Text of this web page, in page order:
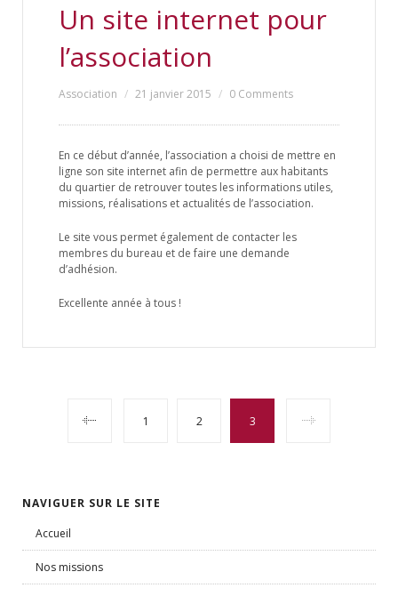
Un site internet pour
l’association
Association 21 janvier 2015 0 Comments
En ce début d’année, l’association a choisi de mettre en
ligne son site internet afin de permettre aux habitants
du quartier de retrouver toutes les informations utiles,
missions, réalisations et actualités de l’association.
Le site vous permet également de contacter les
membres du bureau et de faire une demande
d’adhésion.
Excellente année à tous !
POSTS
NAVIGATION
1 2 3
NAVIGUER SUR LE SITE
Accueil
Nos missions